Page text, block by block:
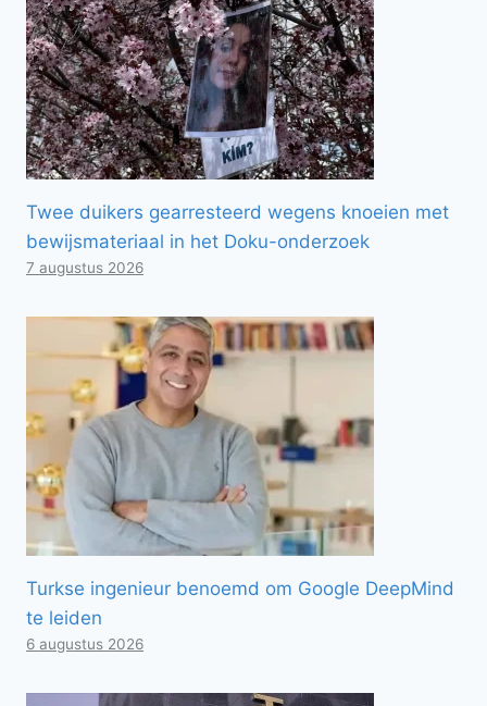
Twee duikers gearresteerd wegens knoeien met
bewijsmateriaal in het Doku-onderzoek
7 augustus 2026
Turkse ingenieur benoemd om Google DeepMind
te leiden
6 augustus 2026